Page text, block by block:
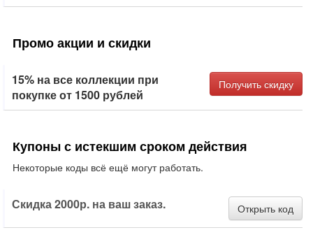
Промо акции и скидки
15% на все коллекции при
покупке от 1500 рублей
Получить скидку
Купоны с истекшим сроком действия
Некоторые коды всё ещё могут работать.
Скидка 2000р. на ваш заказ. Открыть код